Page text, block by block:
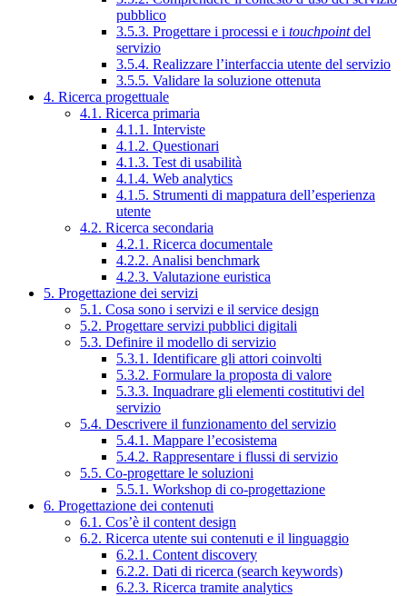
pubblico
3.5.3. Progettare i processi e i touchpointdel
servizio
3.5.4. Realizzare l’interfaccia utente del servizio
3.5.5. Validare la soluzione ottenuta
4. Ricerca progettuale
4.1. Ricerca primaria
4.1.1. Interviste
4.1.2. Questionari
4.1.3. Test di usabilità
4.1.4. Web analytics
4.1.5. Strumenti di mappatura dell’esperienza
utente
4.2. Ricerca secondaria
4.2.1. Ricerca documentale
4.2.2. Analisi benchmark
4.2.3. Valutazione euristica
5. Progettazione dei servizi
5.1. Cosa sono i servizi e il service design
5.2. Progettare servizi pubblici digitali
5.3. Definire il modello di servizio
5.3.1. Identificare gli attori coinvolti
5.3.2. Formulare la proposta di valore
5.3.3. Inquadrare gli elementi costitutivi del
servizio
5.4. Descrivere il funzionamento del servizio
5.4.1. Mappare l’ecosistema
5.4.2. Rappresentare i flussi di servizio
5.5. Co-progettare le soluzioni
5.5.1. Workshop di co-progettazione
6. Progettazione dei contenuti
6.1. Cos’è il content design
6.2. Ricerca utente sui contenuti e il linguaggio
6.2.1. Content discovery
6.2.2. Dati di ricerca (search keywords)
6.2.3. Ricerca tramite analytics